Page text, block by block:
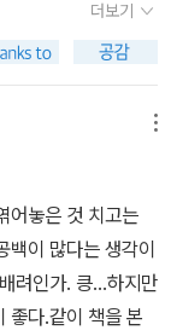
의 싸움을 이겨내
책이였다.나도
처럼 나도 어떤
고 싸워 이겨내어 나
더보기
어놓은 것 치고는
이 많다는 생각이
려인가. 킁...하지만
좋다.같이 책을 본